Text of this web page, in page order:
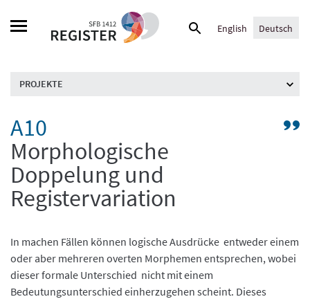
Suche
English Deutsch
PROJEKTE
A10
Morphologische
Doppelung und
Registervariation
In machen Fällen können logische Ausdrücke entweder einem
oder aber mehreren overten Morphemen entsprechen, wobei
dieser formale Unterschied nicht mit einem
Bedeutungsunterschied einherzugehen scheint. Dieses